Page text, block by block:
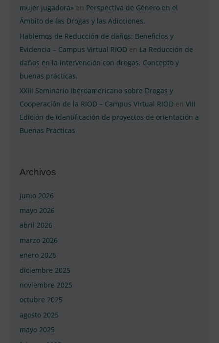
mujer jugadora» en Perspectiva de Género en el
Ámbito de las Drogas y las Adicciones.
Hablemos de Reducción de daños: Beneficios y
Evidencia – Campus Virtual RIOD en La Reducción de
daños en la intervención con drogas. Concepto y
buenas prácticas.
XXIII Seminario Iberoamericano sobre Drogas y
Cooperación de la RIOD – Campus Virtual RIOD en VIII
Edición de identificación de proyectos de orientación a
Buenas Prácticas
Archivos
junio 2026
mayo 2026
abril 2026
marzo 2026
enero 2026
diciembre 2025
noviembre 2025
octubre 2025
agosto 2025
mayo 2025